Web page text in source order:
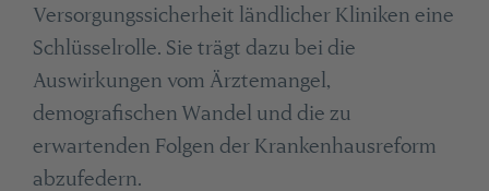
Versorgungssicherheit ländlicher Kliniken eine
Schlüsselrolle. Sie trägt dazu bei die
Auswirkungen vom Ärztemangel,
demografischen Wandel und die zu
erwartenden Folgen der Krankenhausreform
abzufedern.